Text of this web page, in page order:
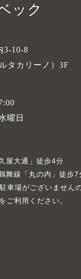
ック
3-10-8
タカリーノ）3F
曜日
屋大通」徒歩4分
舞線「丸の内」徒歩7
車場がございません
ご利用ください。